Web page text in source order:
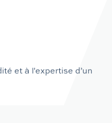
et à l'expertise d’un